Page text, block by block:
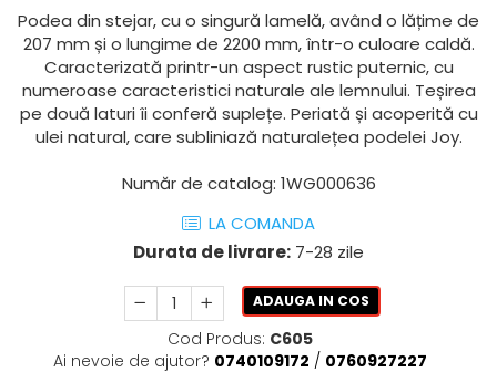
VIS
IMOLA CERAMICA XXL
AZUMA
AZUMA ROCK
RETINA
CASALGRANDE PADANA
EKXTREME-ENERGIE KER
MAXXI
NIRVANA
ORO
PARTY
TREX3
CONCRETE PROJECT
CREATIVE CONCRETE
MĂSUȚĂ CADĂ
SUPORTI
SANITARE SPECIALE
Podea din stejar, cu o singură lamelă, având o lățime de
207 mm și o lungime de 2200 mm, într-o culoare caldă.
Caracterizată printr-un aspect rustic puternic, cu
numeroase caracteristici naturale ale lemnului. Teșirea
pe două laturi îi conferă suplețe. Periată și acoperită cu
ulei natural, care subliniază naturalețea podelei Joy.
Număr de catalog: 1WG000636
LA COMANDA
Durata de livrare: 7-28 zile
ADAUGA IN COS
Cod Produs: C605
Ai nevoie de ajutor? 0740109172 / 0760927227